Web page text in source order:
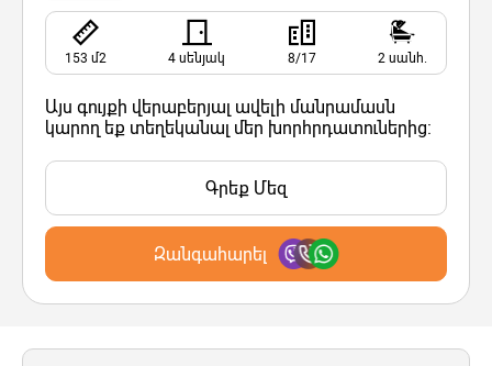
153 մ2 4 սենյակ 8/17 2 սանհ.
Այս գույքի վերաբերյալ ավելի մանրամասն
կարող եք տեղեկանալ մեր խորհրդատուներից:
Գրեք Մեզ
Զանգահարել